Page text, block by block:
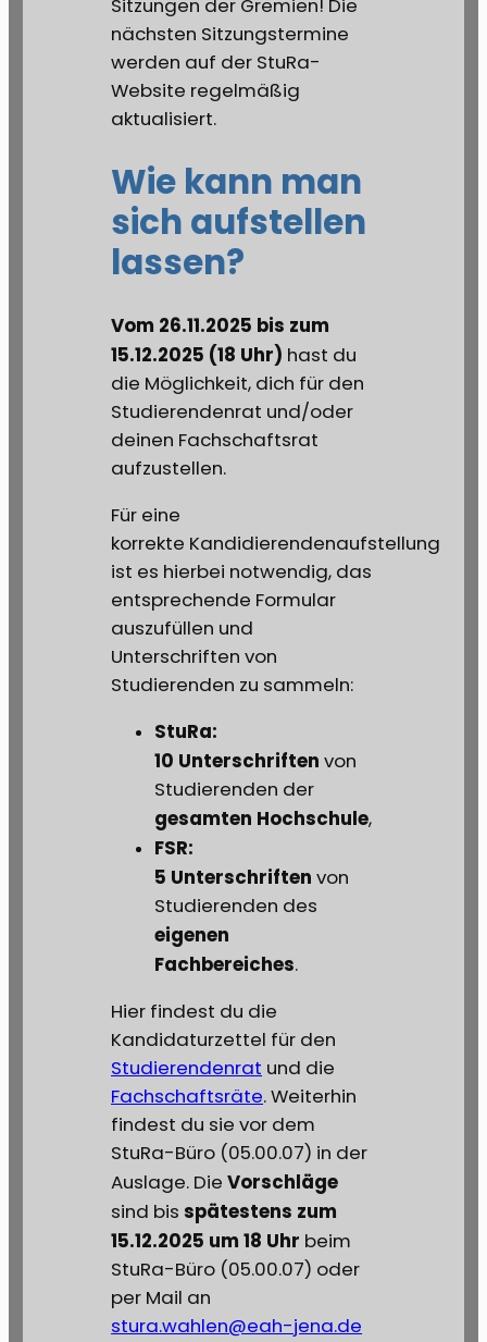
Sitzungen der Gremien! Die
nächsten Sitzungstermine
werden auf der StuRa-
Website regelmäßig
aktualisiert.
Wie kann man
sich aufstellen
lassen?
Vom 26.11.2025 bis zum
15.12.2025 (18 Uhr) hast du
die Möglichkeit, dich für den
Studierendenrat und/oder
deinen Fachschaftsrat
aufzustellen.
Für eine
korrekte Kandidierendenaufstellung
ist es hierbei notwendig, das
entsprechende Formular
auszufüllen und
Unterschriften von
Studierenden zu sammeln:
StuRa:
10 Unterschriften von
Studierenden der
gesamten Hochschule,
FSR:
5 Unterschriften von
Studierenden des
eigenen
Fachbereiches.
Hier findest du die
Kandidaturzettel für den
Studierendenrat und die
Fachschaftsräte. Weiterhin
findest du sie vor dem
StuRa-Büro (05.00.07) in der
Auslage. DieVorschläge
sind bisspätestens zum
15.12.2025 um 18 Uhr beim
StuRa-Büro (05.00.07) oder
per Mail an
stura.wahlen@eah-jena.de